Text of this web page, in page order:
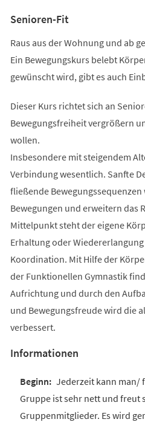
Senioren-Fit
Raus aus der Wohnung und ab
Ein Bewegungskurs belebt
gewünscht wird, gibt es auch
Dieser Kurs richtet sich an
Bewegungsfreiheit vergrößern
wollen.
Insbesondere mit steigendem
Verbindung wesentlich. Sanfte
fließende Bewegungssequenzen
Bewegungen und erweitern das
Mittelpunkt steht der eigene
Erhaltung oder
Koordination. Mit Hilfe der
der Funktionellen Gymnastik
Aufrichtung und durch den
und Bewegungsfreude wird die
verbessert.
Informationen
Jederzeit kann man/
Gruppe ist sehr nett und freut
Gruppenmitglieder. Es wird